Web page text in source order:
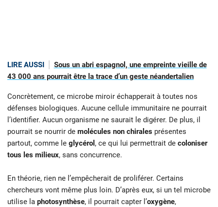
LIRE AUSSI
Sous un abri espagnol, une empreinte vieille de
43 000 ans pourrait être la trace d’un geste néandertalien
Concrètement, ce microbe miroir échapperait à toutes nos
défenses biologiques. Aucune cellule immunitaire ne pourrait
l’identifier. Aucun organisme ne saurait le digérer. De plus, il
pourrait se nourrir de molécules non chirales présentes
partout, comme le glycérol , ce qui lui permettrait de coloniser
tous les milieux, sans concurrence.
En théorie, rien ne l’empêcherait de proliférer. Certains
chercheurs vont même plus loin. D’après eux, si un tel microbe
utilise la photosynthèse, il pourrait capter l’oxygène,